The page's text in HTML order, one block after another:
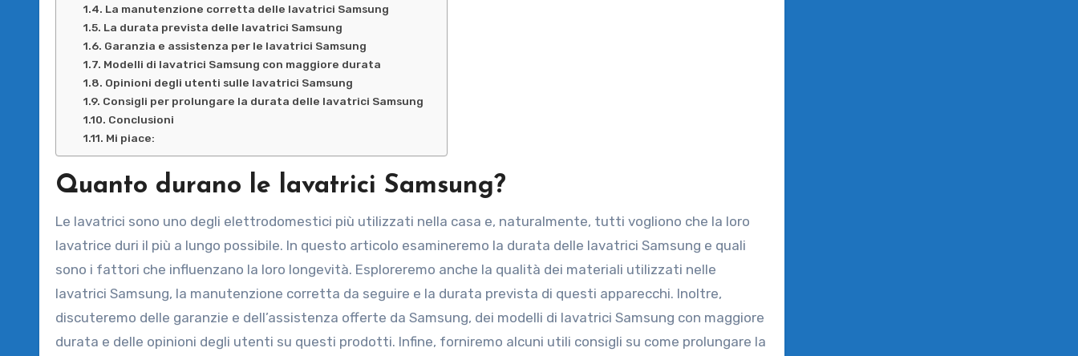
La manutenzione corretta delle lavatrici Samsung
La durata prevista delle lavatrici Samsung
Garanzia e assistenza per le lavatrici Samsung
Modelli di lavatrici Samsung con maggiore durata
Opinioni degli utenti sulle lavatrici Samsung
Consigli per prolungare la durata delle lavatrici Samsung
Conclusioni
Mi piace:
Quanto durano le lavatrici Samsung?
Le lavatrici sono uno degli elettrodomestici più utilizzati nella casa e, naturalmente, tutti vogliono che la loro
lavatrice duri il più a lungo possibile. In questo articolo esamineremo la durata delle lavatrici Samsung e quali
sono i fattori che influenzano la loro longevità. Esploreremo anche la qualità dei materiali utilizzati nelle
lavatrici Samsung, la manutenzione corretta da seguire e la durata prevista di questi apparecchi. Inoltre,
discuteremo delle garanzie e dell’assistenza offerte da Samsung, dei modelli di lavatrici Samsung con maggiore
durata e delle opinioni degli utenti su questi prodotti. Infine, forniremo alcuni utili consigli su come prolungare la